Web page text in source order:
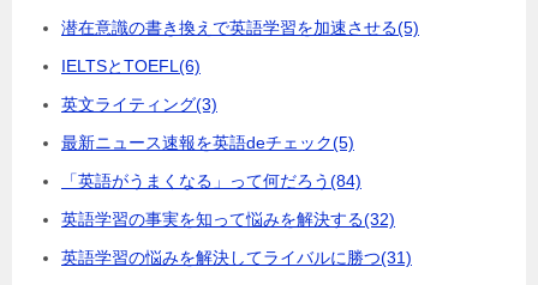
潜在意識の書き換えで英語学習を加速させる(5)
IELTSとTOEFL (6)
英文ライティング(3)
最新ニュース速報を英語deチェック(5)
「英語がうまくなる」って何だろう(84)
英語学習の事実を知って悩みを解決する(32)
英語学習の悩みを解決してライバルに勝つ(31)